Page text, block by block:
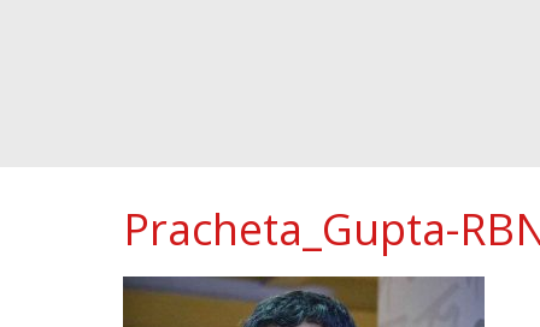
Pracheta_Gupta-